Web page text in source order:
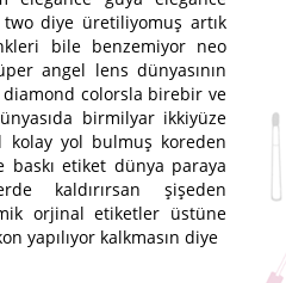
diye üretiliyomuş artık
bile benzemiyor neo
angel lens dünyasının
diamond colorsla birebir ve
birmilyar ikkiyüze
kolay yol bulmuş koreden
baskı etiket dünya paraya
kaldırırsan şişeden
orjinal etiketler üstüne
yapılıyor kalkmasın diye